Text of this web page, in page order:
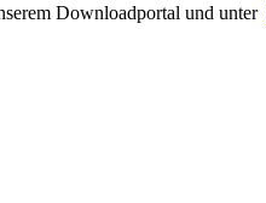
Downloadportal und unter